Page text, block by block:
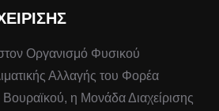
Οργανισμό Φυσικού
Αλλαγής του Φορέα
Βουραϊκού, η Μονάδα Διαχείρισης